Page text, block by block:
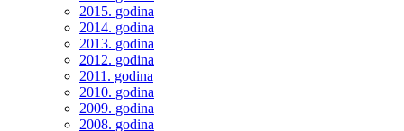
2015. godina
2014. godina
2013. godina
2012. godina
2011. godina
2010. godina
2009. godina
2008. godina